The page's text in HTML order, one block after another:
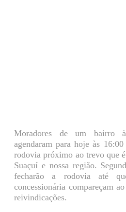
Moradores de um bairro
agendaram para hoje às
rodovia próximo ao trevo que
Suaçuí e nossa região.
fecharão a rodovia até
concessionária compareçam
reivindicações.